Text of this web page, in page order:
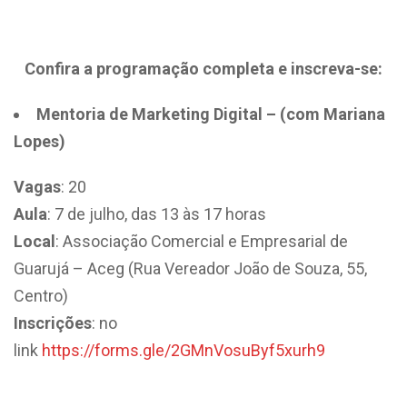
Confira a programação completa e inscreva-se:
Mentoria de Marketing Digital – (com Mariana
Lopes)
Vagas: 20
Aula: 7 de julho, das 13 às 17 horas
Local: Associação Comercial e Empresarial de
Guarujá – Aceg (Rua Vereador João de Souza, 55,
Centro)
Inscrições: no
link https://forms.gle/2GMnVosuByf5xurh9